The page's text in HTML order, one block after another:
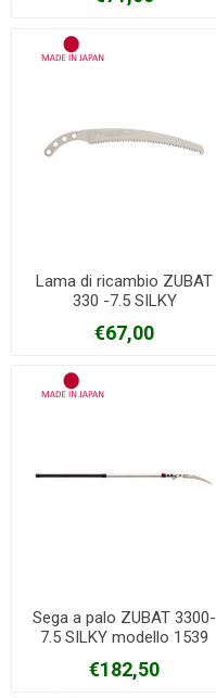
Lama di ricambio ZUBAT
330 -7.5 SILKY
€67,00
Sega a palo ZUBAT 3300-
7.5 SILKY modello 1539
€182,50